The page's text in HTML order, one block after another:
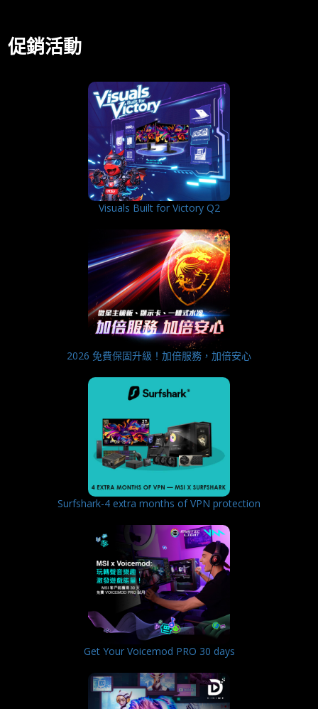
促銷活動
Visuals Built for Victory Q2
2026 免費保固升級！加倍服務，加倍安心
Surfshark-4 extra months of VPN protection
Get Your Voicemod PRO 30 days